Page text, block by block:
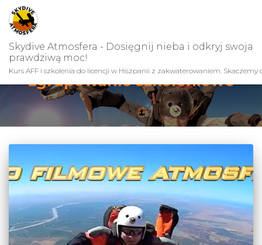
Skydive Atmosfera - Dosięgnij nieba i odkryj swoja
prawdziwą moc!
Kurs AFF i szkolenia do licencji w Hiszpanii z zakwaterowaniem. Skaczemy
zgrupowanie szkoleniowe